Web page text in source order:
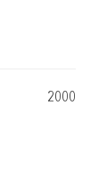
2000